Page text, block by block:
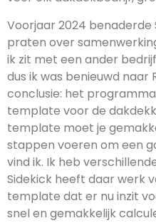
Voorjaar 2024 benaderde
praten over
ik zit met een ander
dus ik was benieuwd naar
conclusie: het
template voor de
template moet je
stappen voeren om een
vind ik. Ik heb
Sidekick heeft daar werk
template dat er nu inzit
snel en gemakkelijk